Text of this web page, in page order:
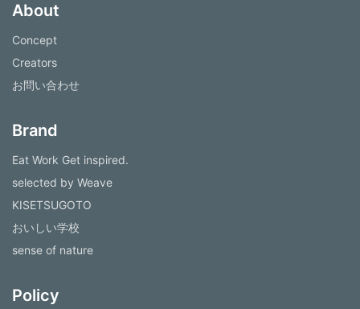
About
Concept
Creators
お問い合わせ
Brand
Eat Work Get inspired.
selected by Weave
KISETSUGOTO
おいしい学校
sense of nature
Policy